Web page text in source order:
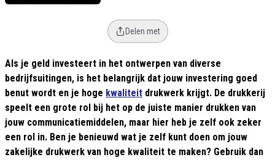
Delen met
Als je geld investeert in het ontwerpen van diverse
bedrijfsuitingen, is het belangrijk dat jouw investering goed
benut wordt en je hoge kwaliteit drukwerk krijgt. De drukkerij
speelt een grote rol bij het op de juiste manier drukken van
jouw communicatiemiddelen, maar hier heb je zelf ook zeker
een rol in. Ben je benieuwd wat je zelf kunt doen om jouw
zakelijke drukwerk van hoge kwaliteit te maken? Gebruik dan